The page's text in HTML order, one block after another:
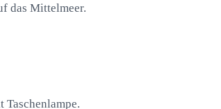
das Mittelmeer.
Taschenlampe.